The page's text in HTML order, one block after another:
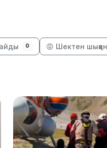
0 😡 Шектен шыққан